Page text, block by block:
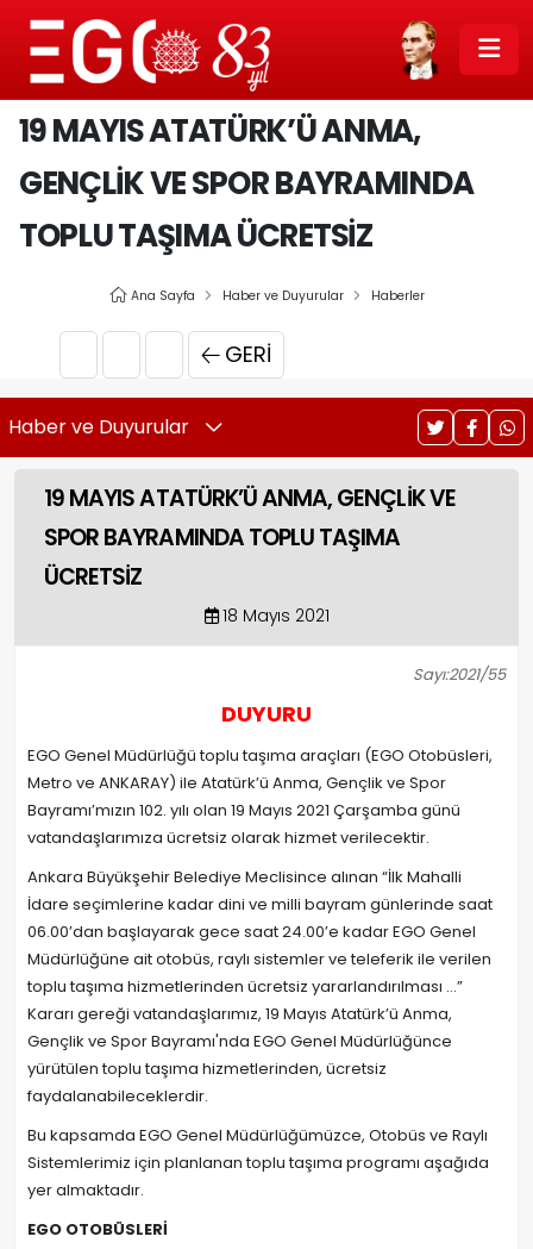
19 MAYIS ATATÜRK’Ü ANMA,
GENÇLİK VE SPOR BAYRAMINDA
TOPLU TAŞIMA ÜCRETSİZ
Ana Sayfa Haber ve Duyurular Haberler
GERI
Haber ve Duyurular
19 MAYIS ATATÜRK’Ü ANMA, GENÇLİK VE
SPOR BAYRAMINDA TOPLU TAŞIMA
ÜCRETSİZ
18 Mayıs 2021
Sayı:2021/55
DUYURU
EGO Genel Müdürlüğü toplu taşıma araçları (EGO Otobüsleri,
Metro ve ANKARAY) ile Atatürk’ü Anma, Gençlik ve Spor
Bayramı’mızın 102. yılı olan 19 Mayıs 2021 Çarşamba günü
vatandaşlarımıza ücretsiz olarak hizmet verilecektir.
Ankara Büyükşehir Belediye Meclisince alınan “İlk Mahalli
İdare seçimlerine kadar dini ve milli bayram günlerinde saat
06.00’dan başlayarak gece saat 24.00’e kadar EGO Genel
Müdürlüğüne ait otobüs, raylı sistemler ve teleferik ile verilen
toplu taşıma hizmetlerinden ücretsiz yararlandırılması …”
Kararı gereği vatandaşlarımız, 19 Mayıs Atatürk’ü Anma,
Gençlik ve Spor Bayramı'nda EGO Genel Müdürlüğünce
yürütülen toplu taşıma hizmetlerinden, ücretsiz
faydalanabileceklerdir.
Bu kapsamda EGO Genel Müdürlüğümüzce, Otobüs ve Raylı
Sistemlerimiz için planlanan toplu taşıma programı aşağıda
yer almaktadır.
EGO OTOBÜSLERİ